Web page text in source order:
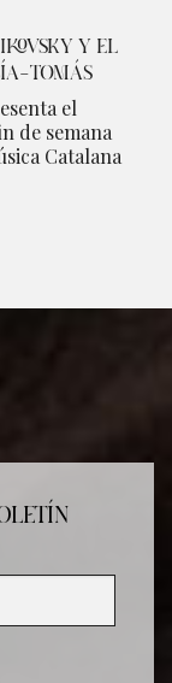
Y EL
TOMÁS
el
de semana
Catalana